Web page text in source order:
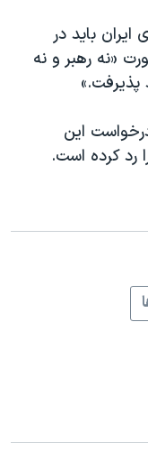
باید در
«نه رهبر و نه
این
رد کرده است.